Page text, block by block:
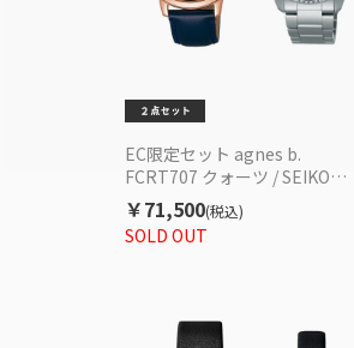
EC限定セット agnes b.
FCRT707 クォーツ / SEIKO
5SPORTS SBSA249 機械式 メン
ズ
SOLD OUT
￥71,500(税込)